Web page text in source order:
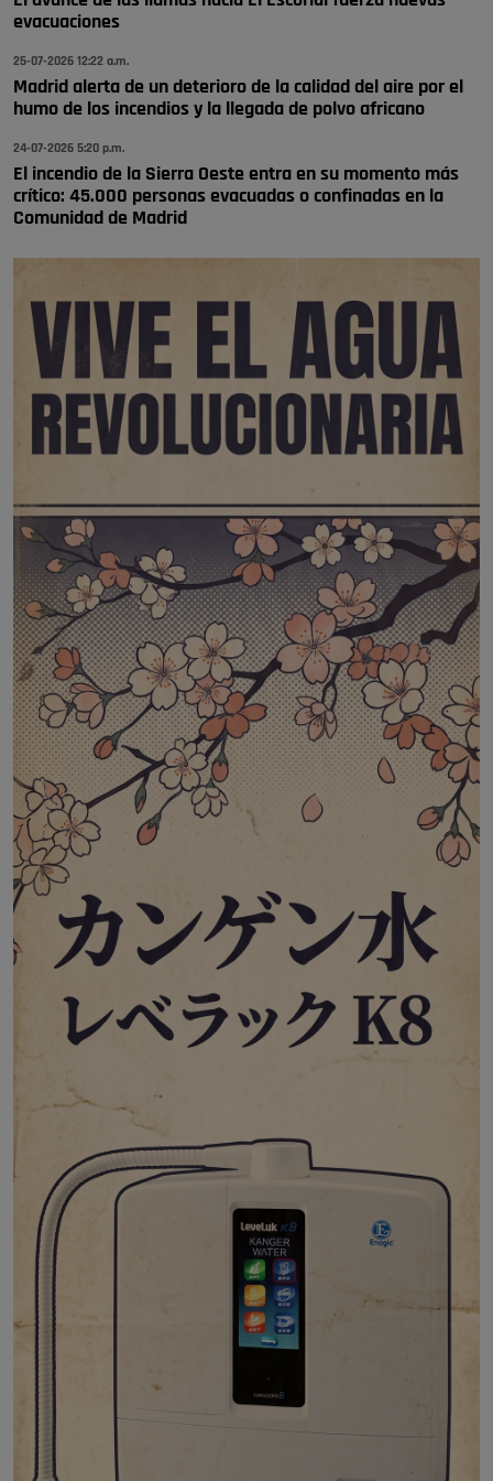
🔴 EXCLUSIVA | El comisario de la …
se va porke no tiene piscina 🤪🤪🤪
Pozuelo de Alarcón
🔴 EXCLUSIVA | El comisario de la …
evacuaciones
25-07-2026 12:22 a.m.
Madrid alerta de un deterioro de la calidad del aire por el
humo de los incendios y la llegada de polvo africano
24-07-2026 5:20 p.m.
El incendio de la Sierra Oeste entra en su momento más
crítico: 45.000 personas evacuadas o confinadas en la
Comunidad de Madrid